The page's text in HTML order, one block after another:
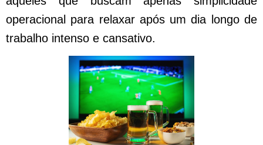
operacional para relaxar após um dia longo de
trabalho intenso e cansativo.